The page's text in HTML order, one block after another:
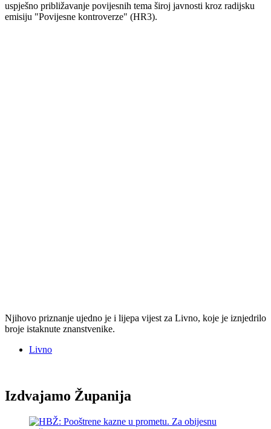
uspješno približavanje povijesnih tema široj javnosti kroz radijsku
emisiju "Povijesne kontroverze" (HR3).
Njihovo priznanje ujedno je i lijepa vijest za Livno, koje je iznjedrilo
broje istaknute znanstvenike.
Livno
Izdvajamo Županija